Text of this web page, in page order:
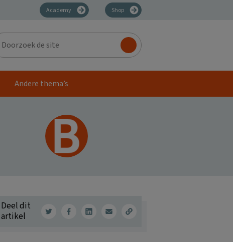
Academy Shop
Andere thema’s
Deel dit
artikel